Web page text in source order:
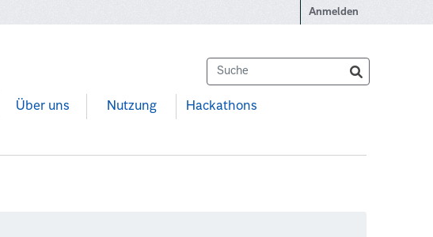
Anmelden
Über uns Nutzung Hackathons